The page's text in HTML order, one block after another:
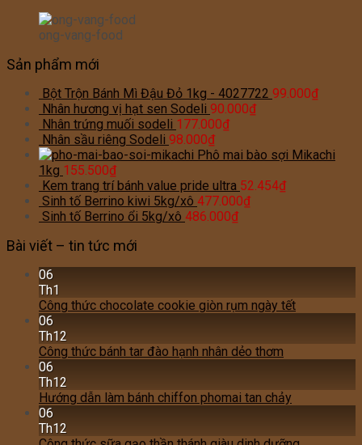
ong-vang-food
Sản phẩm mới
Bột Trộn Bánh Mì Đậu Đỏ 1kg - 4027722 99.000₫
Nhân hương vị hạt sen Sodeli 90.000₫
Nhân trứng muối sodeli 177.000₫
Nhân sầu riêng Sodeli 98.000₫
Phô mai bào sợi Mikachi
1kg 155.500₫
Kem trang trí bánh value pride ultra 52.454₫
Sinh tố Berrino kiwi 5kg/xô 477.000₫
Sinh tố Berrino ổi 5kg/xô 486.000₫
Bài viết – tin tức mới
06
Th1
Công thức chocolate cookie giòn rụm ngày tết
06
Th12
Công thức bánh tar đào hạnh nhân dẻo thơm
06
Th12
Hướng dẫn làm bánh chiffon phomai tan chảy
06
Th12